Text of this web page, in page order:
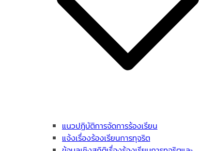
แนวปฏิบัติการจัดการร้องเรียน
แจ้งเรื่องร้องเรียนการทุจริต